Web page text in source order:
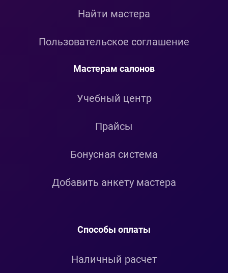
Найти мастера
Пользовательское соглашение
Мастерам салонов
Учебный центр
Прайсы
Бонусная система
Добавить анкету мастера
Способы оплаты
Наличный расчет